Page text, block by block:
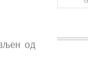
од